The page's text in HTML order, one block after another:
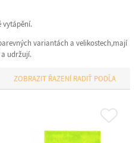
vytápění.
variantách a velikostech,mají
udržují.
RADIŤ PODĽA